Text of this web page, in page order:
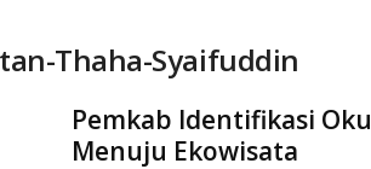
Thaha-Syaifuddin
Pemkab Identifikasi
Menuju Ekowisata